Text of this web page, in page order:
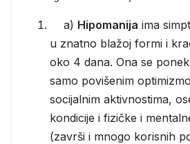
a) Hipomanija ima
u znatno blažoj formi i
oko 4 dana. Ona se
samo povišenim
socijalnim aktivnostima,
kondicije i fizičke i
(završi i mnogo korisnih